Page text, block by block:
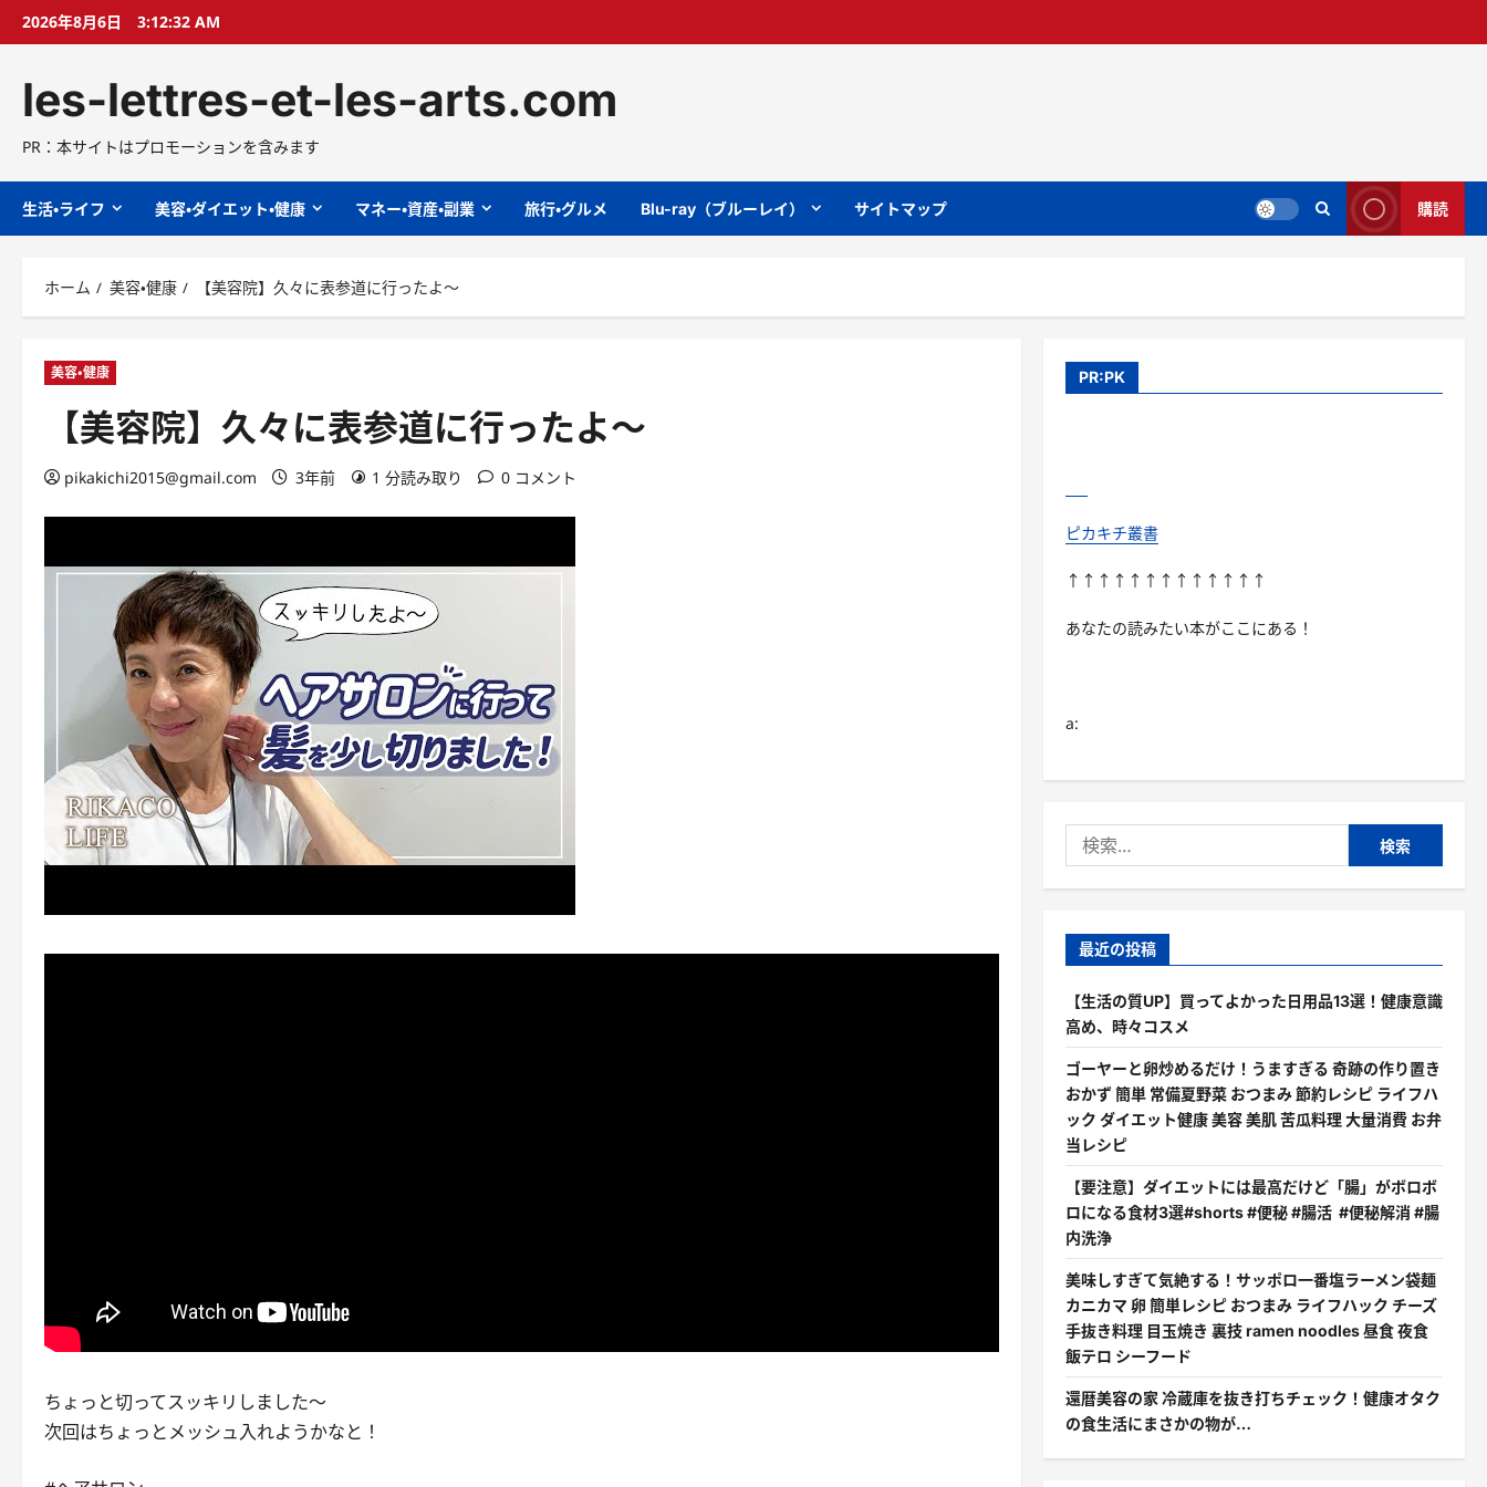
プ
2026年8月6日 3:12:34 AM
les-lettres-et-les-arts.com
PR：本サイトはプロモーションを含みます
生活・ライフ 美容・ダイエット・健康 マネー・資産・副業 旅行・グルメ Blu-ray（ブルーレイ） サイトマップ 購読
ホーム 美容・健康 【美容院】久々に表参道に行ったよ〜
美容・健康
【美容院】久々に表参道に行ったよ〜
pikakichi2015@gmail.com 3年前 1 分読み取り 0 コメント
ちょっと切ってスッキリしました〜
次回はちょっとメッシュ入れようかなと！
PR:PK
ピカキチ叢書
↑↑↑↑↑↑↑↑↑↑↑↑↑
あなたの読みたい本がここにある！
a:
索:
最近の投稿
【生活の質UP】買ってよかった日用品13選！健康意識
高め、時々コスメ
ゴーヤーと卵炒めるだけ！うますぎる 奇跡の作り置き
おかず 簡単 常備夏野菜 おつまみ 節約レシピ ライフハ
ック ダイエット健康 美容 美肌 苦瓜料理 大量消費 お弁
当レシピ
【要注意】ダイエットには最高だけど「腸」がボロボ
ロになる食材3選#shorts #便秘 #腸活 #便秘解消 #腸
内洗浄
美味しすぎて気絶する！サッポロ一番塩ラーメン袋麺
カニカマ 卵 簡単レシピ おつまみ ライフハック チーズ
手抜き料理 目玉焼き 裏技 ramen noodles 昼食 夜食
飯テロ シーフード
還暦美容の家 冷蔵庫を抜き打ちチェック！健康オタク
の食生活にまさかの物が…